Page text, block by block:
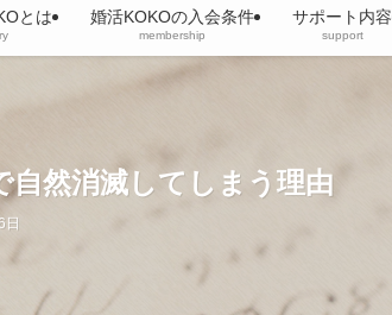
とは 婚活KOKOの入会条件
membership
サポート内容
support
自然消滅してしまう理由
日